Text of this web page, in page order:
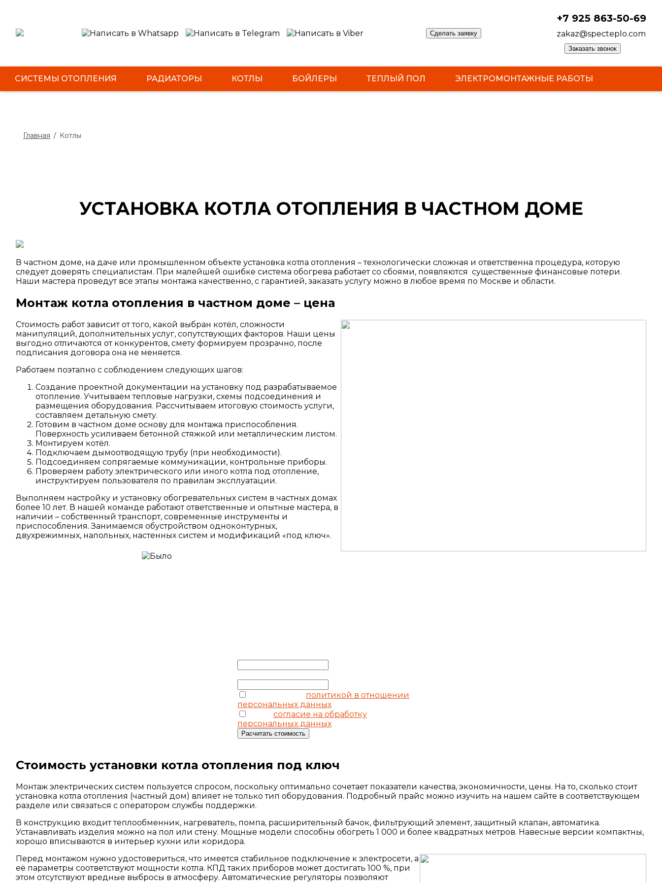
Сделать заявку
+7 925 863-50-69
zakaz@specteplo.com
Заказать звонок
СИСТЕМЫ ОТОПЛЕНИЯ РАДИАТОРЫ КОТЛЫ БОЙЛЕРЫ ТЕПЛЫЙ ПОЛ ЭЛЕКТРОМОНТАЖНЫЕ РАБОТЫ
Главная / Котлы
УСТАНОВКА КОТЛА ОТОПЛЕНИЯ В ЧАСТНОМ ДОМЕ
В частном доме, на даче или промышленном объекте установка котла отопления – технологически сложная и ответственна процедура, которую
следует доверять специалистам. При малейшей ошибке система обогрева работает со сбоями, появляются существенные финансовые потери.
Наши мастера проведут все этапы монтажа качественно, с гарантией, заказать услугу можно в любое время по Москве и области.
Монтаж котла отопления в частном доме – цена
Стоимость работ зависит от того, какой выбран котёл, сложности
манипуляций, дополнительных услуг, сопутствующих факторов. Наши цены
выгодно отличаются от конкурентов, смету формируем прозрачно, после
подписания договора она не меняется.
Работаем поэтапно с соблюдением следующих шагов:
Создание проектной документации на установку под разрабатываемое
отопление. Учитываем тепловые нагрузки, схемы подсоединения и
размещения оборудования. Рассчитываем итоговую стоимость услуги,
составляем детальную смету.
Готовим в частном доме основу для монтажа приспособления.
Поверхность усиливаем бетонной стяжкой или металлическим листом.
Монтируем котёл.
Подключаем дымоотводящую трубу (при необходимости).
Подсоединяем сопрягаемые коммуникации, контрольные приборы.
Проверяем работу электрического или иного котла под отопление,
инструктируем пользователя по правилам эксплуатации.
Выполняем настройку и установку обогревательных систем в частных домах
более 10 лет. В нашей команде работают ответственные и опытные мастера, в
наличии – собственный транспорт, современные инструменты и
приспособления. Занимаемся обустройством одноконтурных,
двухрежимных, напольных, настенных систем и модификаций «под ключ».
политикой в отношении
персональных данных
согласие на обработку
персональных данных
Расчитать стоимость
Стоимость установки котла отопления под ключ
Монтаж электрических систем пользуется спросом, поскольку оптимально сочетает показатели качества, экономичности, цены. На то, сколько стоит
установка котла отопления (частный дом) влияет не только тип оборудования. Подробный прайс можно изучить на нашем сайте в соответствующем
разделе или связаться с оператором службы поддержки.
В конструкцию входит теплообменник, нагреватель, помпа, расширительный бачок, фильтрующий элемент, защитный клапан, автоматика.
Устанавливать изделия можно на пол или стену. Мощные модели способны обогреть 1 000 и более квадратных метров. Навесные версии компактны,
хорошо вписываются в интерьер кухни или коридора.
Перед монтажом нужно удостовериться, что имеется стабильное подключение к электросети, а
её параметры соответствуют мощности котла. КПД таких приборов может достигать 100 %, при
этом отсутствуют вредные выбросы в атмосферу. Автоматические регуляторы позволяют